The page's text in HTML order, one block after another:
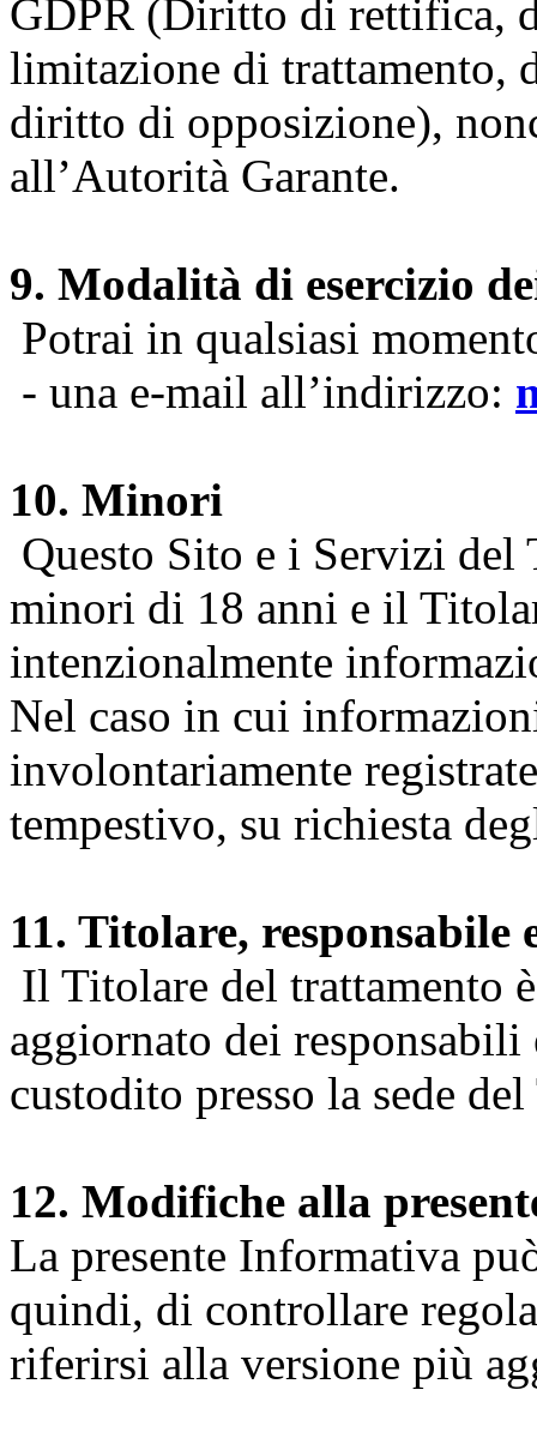
GDPR (Diritto di rettifica,
limitazione di trattamento,
diritto di opposizione),
all’Autorità Garante.
9. Modalità di esercizio
Potrai in qualsiasi
- una e-mail all’indirizzo:
10. Minori
Questo Sito e i Servizi del
minori di 18 anni e il
intenzionalmente
Nel caso in cui
involontariamente
tempestivo, su richiesta
11. Titolare, responsabile
Il Titolare del trattamento
aggiornato dei
custodito presso la sede
12. Modifiche alla
La presente Informativa
quindi, di controllare
riferirsi alla versione più